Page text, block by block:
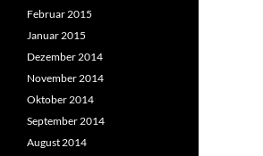
Februar 2015
Januar 2015
Dezember 2014
November 2014
Oktober 2014
September 2014
August 2014